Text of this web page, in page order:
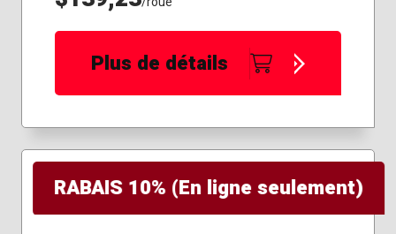
Plus de détails
RABAIS 10% (En ligne seulement)